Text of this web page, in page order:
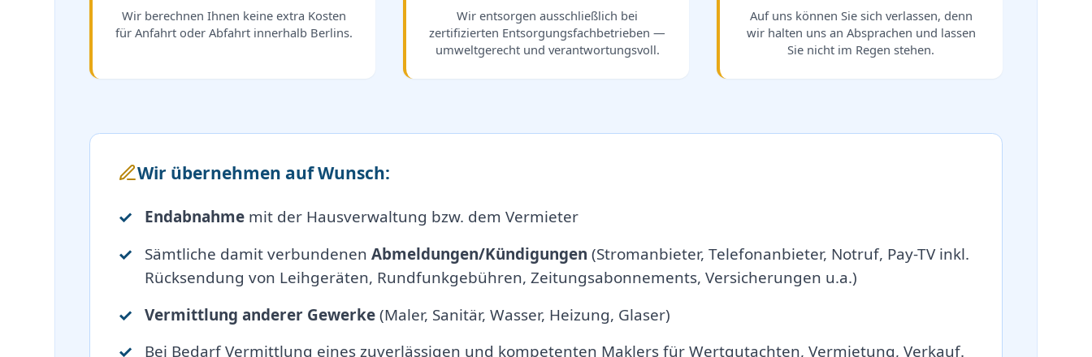
Wir berechnen Ihnen keine extra Kosten
für Anfahrt oder Abfahrt innerhalb Berlins.
Wir entsorgen ausschließlich bei
zertifizierten Entsorgungsfachbetrieben —
umweltgerecht und verantwortungsvoll.
Auf uns können Sie sich verlassen, denn
wir halten uns an Absprachen und lassen
Sie nicht im Regen stehen.
Wir übernehmen auf Wunsch:
Endabnahme mit der Hausverwaltung bzw. dem Vermieter
Sämtliche damit verbundenenAbmeldungen/Kündigungen (Stromanbieter, Telefonanbieter, Notruf, Pay-TV inkl.
Rücksendung von Leihgeräten, Rundfunkgebühren, Zeitungsabonnements, Versicherungen u.a.)
Vermittlung anderer Gewerke(Maler, Sanitär, Wasser, Heizung, Glaser)
Bei Bedarf Vermittlung eines zuverlässigen und kompetenten Maklers für Wertgutachten, Vermietung, Verkauf.